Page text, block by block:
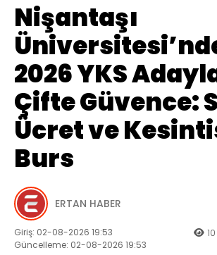
Nişantaşı
2026 YKS
Çifte Güvence:
Ücret ve
Burs
ERTAN HABER
Giriş: 02-08-2026 19:53
Güncelleme: 02-08-2026 19:53
10